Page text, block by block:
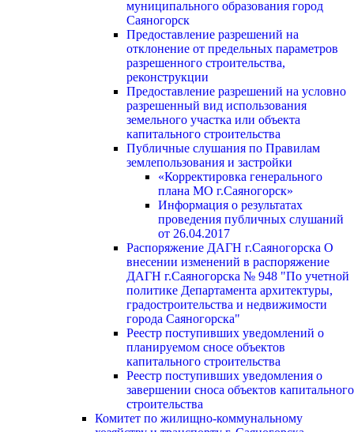
муниципального образования город
Саяногорск
Предоставление разрешений на
отклонение от предельных параметров
разрешенного строительства,
реконструкции
Предоставление разрешений на условно
разрешенный вид использования
земельного участка или объекта
капитального строительства
Публичные слушания по Правилам
землепользования и застройки
«Корректировка генерального
плана МО г.Саяногорск»
Информация о результатах
проведения публичных слушаний
от 26.04.2017
Распоряжение ДАГН г.Саяногорска О
внесении изменений в распоряжение
ДАГН г.Саяногорска № 948 "По учетной
политике Департамента архитектуры,
градостроительства и недвижимости
города Саяногорска"
Реестр поступивших уведомлений о
планируемом сносе объектов
капитального строительства
Реестр поступивших уведомления о
завершении сноса объектов капитального
строительства
Комитет по жилищно-коммунальному